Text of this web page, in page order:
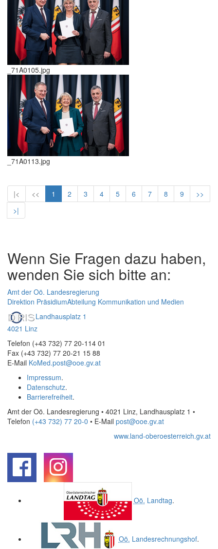
_71A0105.jpg
_71A0113.jpg
|< << 1 2 3 4 5 6 7 8 9
>>
>|
Wenn Sie Fragen dazu haben,
wenden Sie sich bitte an:
Amt der Oö. Landesregierung
Direktion PräsidiumAbteilung Kommunikation und Medien
Landhausplatz 1
4021 Linz
Telefon (+43 732) 77 20-114 01
Fax (+43 732) 77 20-21 15 88
E-Mail KoMed.post@ooe.gv.at
Impressum.
Datenschutz.
Barrierefreiheit.
Amt der Oö. Landesregierung • 4021 Linz, Landhausplatz 1 •
Telefon (+43 732) 77 20-0 • E-Mail post@ooe.gv.at
www.land-oberoesterreich.gv.at
Oö. Landtag.
Oö. Landesrechnungshof.